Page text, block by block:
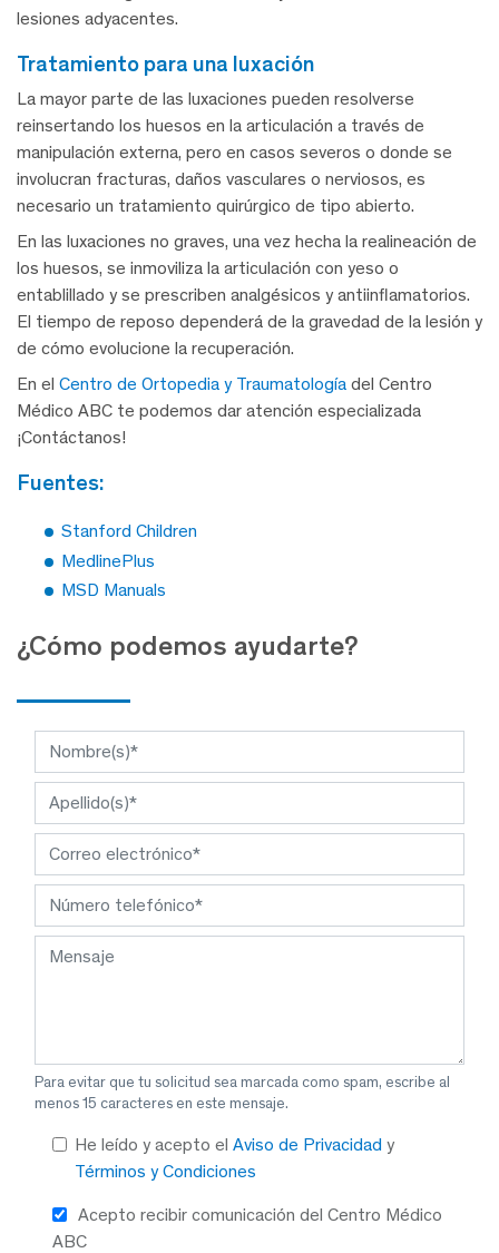
lesiones adyacentes.
tratamiento para una luxación
La mayor parte de las luxaciones pueden resolverse
reinsertando los huesos en la articulación a través de
manipulación externa, pero en casos severos o donde se
involucran fracturas, daños vasculares o nerviosos, es
necesario un tratamiento quirúrgico de tipo abierto.
En las luxaciones no graves, una vez hecha la realineación de
los huesos, se inmoviliza la articulación con yeso o
entablillado y se prescriben analgésicos y antiinflamatorios.
El tiempo de reposo dependerá de la gravedad de la lesión y
de cómo evolucione la recuperación.
En el Centro de Ortopedia y Traumatología del Centro
Médico ABC te podemos dar atención especializada
¡Contáctanos!
fuentes:
Stanford Children
MedlinePlus
MSD Manuals
¿Cómo podemos ayudarte?
Para evitar que tu solicitud sea marcada como spam, escribe al
menos 15 caracteres en este mensaje.
He leído y acepto el Aviso de Privacidad y
Términos y Condiciones
Acepto recibir comunicación del Centro Médico
ABC